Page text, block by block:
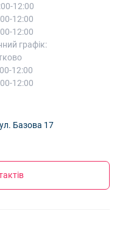
12:00
12:00
12:00
графік:
12:00
12:00
Базова 17